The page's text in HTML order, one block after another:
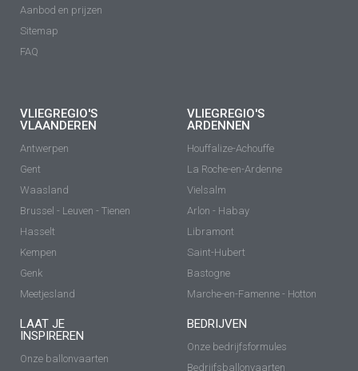
Aanbod en prijzen
Sitemap
FAQ
VLIEGREGIO'S
VLAANDEREN
Antwerpen
Gent
Waasland
Brussel - Leuven - Tienen
Hasselt
Kempen
Genk
Meetjesland
VLIEGREGIO'S
ARDENNEN
Houffalize-Achouffe
La Roche-en-Ardenne
Vielsalm
Arlon - Habay
Libramont
Saint-Hubert
Bastogne
Marche-en-Famenne - Hotton
LAAT JE
INSPIREREN
Onze ballonvaarten
BEDRIJVEN
Onze bedrijfsformules
Bedrijfsballonvaarten